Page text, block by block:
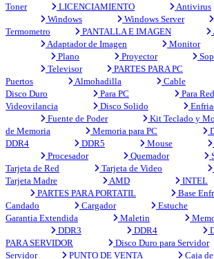
Toner
LICENCIAMIENTO Antivirus
Windows
Windows Server
Termometro
PANTALLA E IMAGEN
Adaptador de Imagen
Monitor
Plano
Proyector
Televisor
PARTES PARA PC
Puertos
Almohadilla Cable
Disco Duro
Para PC Para Red
Videovilancia
Disco Solido
Fuente de Poder
Kit Teclado y
de Memoria
Memoria para PC
DDR4
DDR5 Mouse
Procesador
Quemador
Tarjeta de Red
Tarjeta de Video
Tarjeta Madre
AMD INTEL
PARTES PARA PORTATIL
Base
Candado
Cargador Estuche
Garantia Extendida
Maletin
DDR3
DDR4
PARA SERVIDOR
Disco Duro para Servidor
Servidor
PUNTO DE VENTA Caja